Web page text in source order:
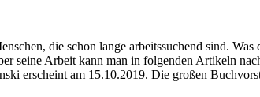
die schon lange arbeitssuchend sind. Was
seine Arbeit kann man in folgenden Artikeln
erscheint am 15.10.2019. Die großen